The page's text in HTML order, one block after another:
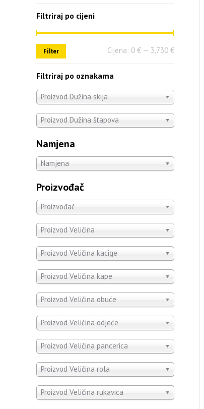
Filtriraj po cijeni
Filter Cijena: 0 € — 3,730 €
Filtriraj po oznakama
Proizvod Dužina skija
Proizvod Dužina štapova
Namjena
Namjena
Proizvođač
Proizvođač
Proizvod Veličina
Proizvod Veličina kacige
Proizvod Veličina kape
Proizvod Veličina obuće
Proizvod Veličina odjeće
Proizvod Veličina pancerica
Proizvod Veličina rola
Proizvod Veličina rukavica